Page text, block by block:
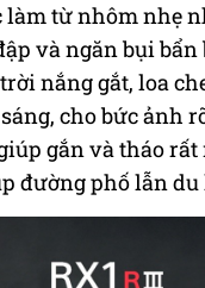
từ nhôm nhẹ
và ngăn bụi bẩn
nắng gắt, loa
cho bức ảnh
gắn và tháo
đường phố lẫn